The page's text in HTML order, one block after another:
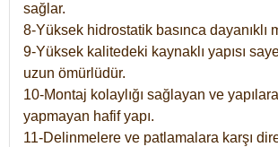
sağlar.
8-Yüksek hidrostatik basınca dayanıklı
9-Yüksek kalitedeki kaynaklı yapısı
uzun ömürlüdür.
10-Montaj kolaylığı sağlayan ve
yapmayan hafif yapı.
11-Delinmelere ve patlamalara karşı